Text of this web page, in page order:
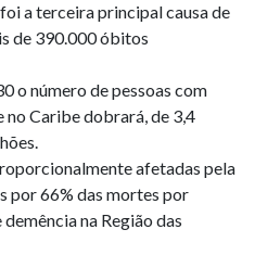
a terceira principal causa de
de 390.000 óbitos
o número de pessoas com
no Caribe dobrará, de 3,4
afetadas pela
​​por 66% das mortes por
na Região das